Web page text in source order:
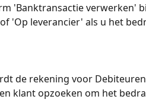
'Banktransactie verwerken'
'Op leverancier' als u het
de rekening voor
klant opzoeken om het